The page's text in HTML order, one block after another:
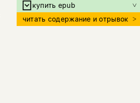
купить epub
читать содержание и отрывок